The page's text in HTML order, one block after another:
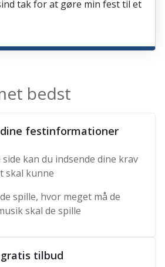
tak for at gøre min fest til et
bedst
dine festinformationer
kan du indsende dine krav
skal kunne
spille, hvor meget må de
skal de spille
tilbud